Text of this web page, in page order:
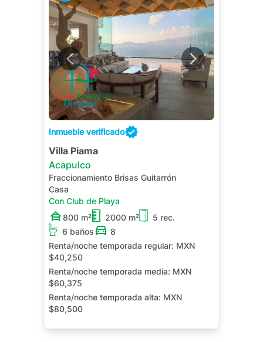
Inmueble verificado
Villa Piama
Acapulco
Fraccionamiento Brisas Guitarrón
Casa
Con Club de Playa
800 m²
2000 m²
5 rec.
6 baños
8
Renta/noche temporada regular: MXN
$40,250
Renta/noche temporada media: MXN
$60,375
Renta/noche temporada alta: MXN
$80,500
Alberca Privada Terraza